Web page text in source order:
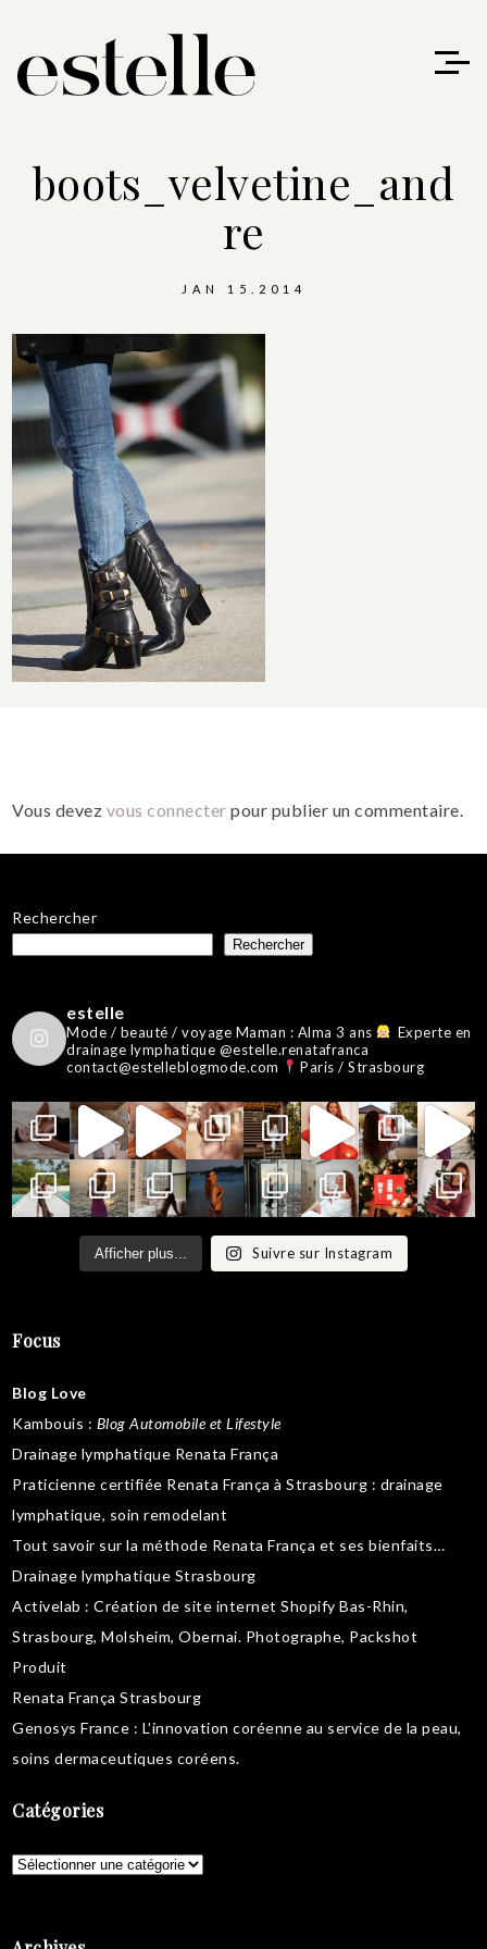
boots_velvetine_and
re
JAN 15.2014
Vous devez vous connecter pour publier un commentaire.
Rechercher
Rechercher
estelle
Mode / beauté / voyage Maman : Alma 3 ans
Experte en
drainage lymphatique @estelle.renatafranca
contact@estelleblogmode.com
Paris / Strasbourg
Afficher plus... Suivre sur Instagram
Focus
Blog Love
Kambouis : Blog Automobile et Lifestyle
Drainage lymphatique Renata França
Praticienne certifiée Renata França à Strasbourg : drainage
lymphatique, soin remodelant
Tout savoir sur la méthode Renata França et ses bienfaits…
Drainage lymphatique Strasbourg
Activelab : Création de site internet Shopify Bas-Rhin,
Strasbourg, Molsheim, Obernai. Photographe, Packshot
Produit
Renata França Strasbourg
Genosys France : L’innovation coréenne au service de la peau,
soins dermaceutiques coréens.
Catégories
Catégories